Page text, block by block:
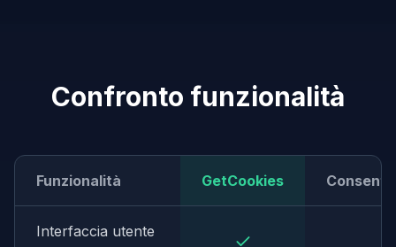
Confronto funzionalità
Funzionalità GetCookies
Interfaccia utente